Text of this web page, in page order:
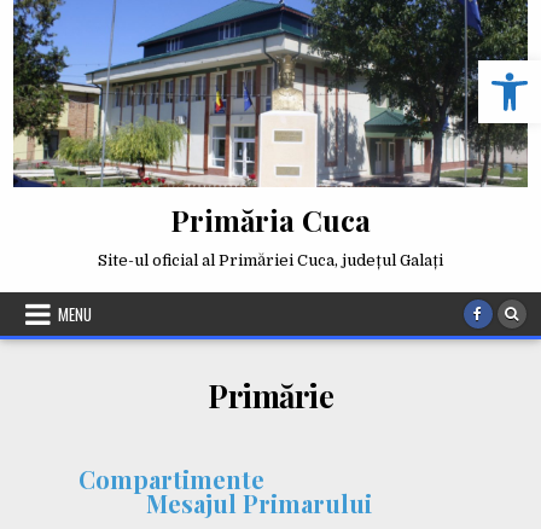
Skip
to
content
Primăria Cuca
Site-ul oficial al Primăriei Cuca, județul Galați
MENU
Primărie
Compartimente
Mesajul Primarului